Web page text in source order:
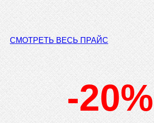
СМОТРЕТЬ ВЕСЬ ПРАЙС
-20%